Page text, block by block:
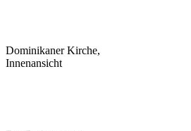
Dominikaner Kirche,
Innenansicht